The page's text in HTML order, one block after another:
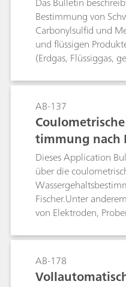
indirekt der
Eriochromschwarz T
Indikator (nach DIN
Bestimmung von
Carbonylsulfid und
und flüssigen
(Erdgas, Flüssiggas,
Benzin, Kerosin
alkoholischer
Verwendung der Ag-
AB-137
timmung nach
Dieses Application
über die
Fischer.Unter
von Elektroden,
Parameter
AB-178